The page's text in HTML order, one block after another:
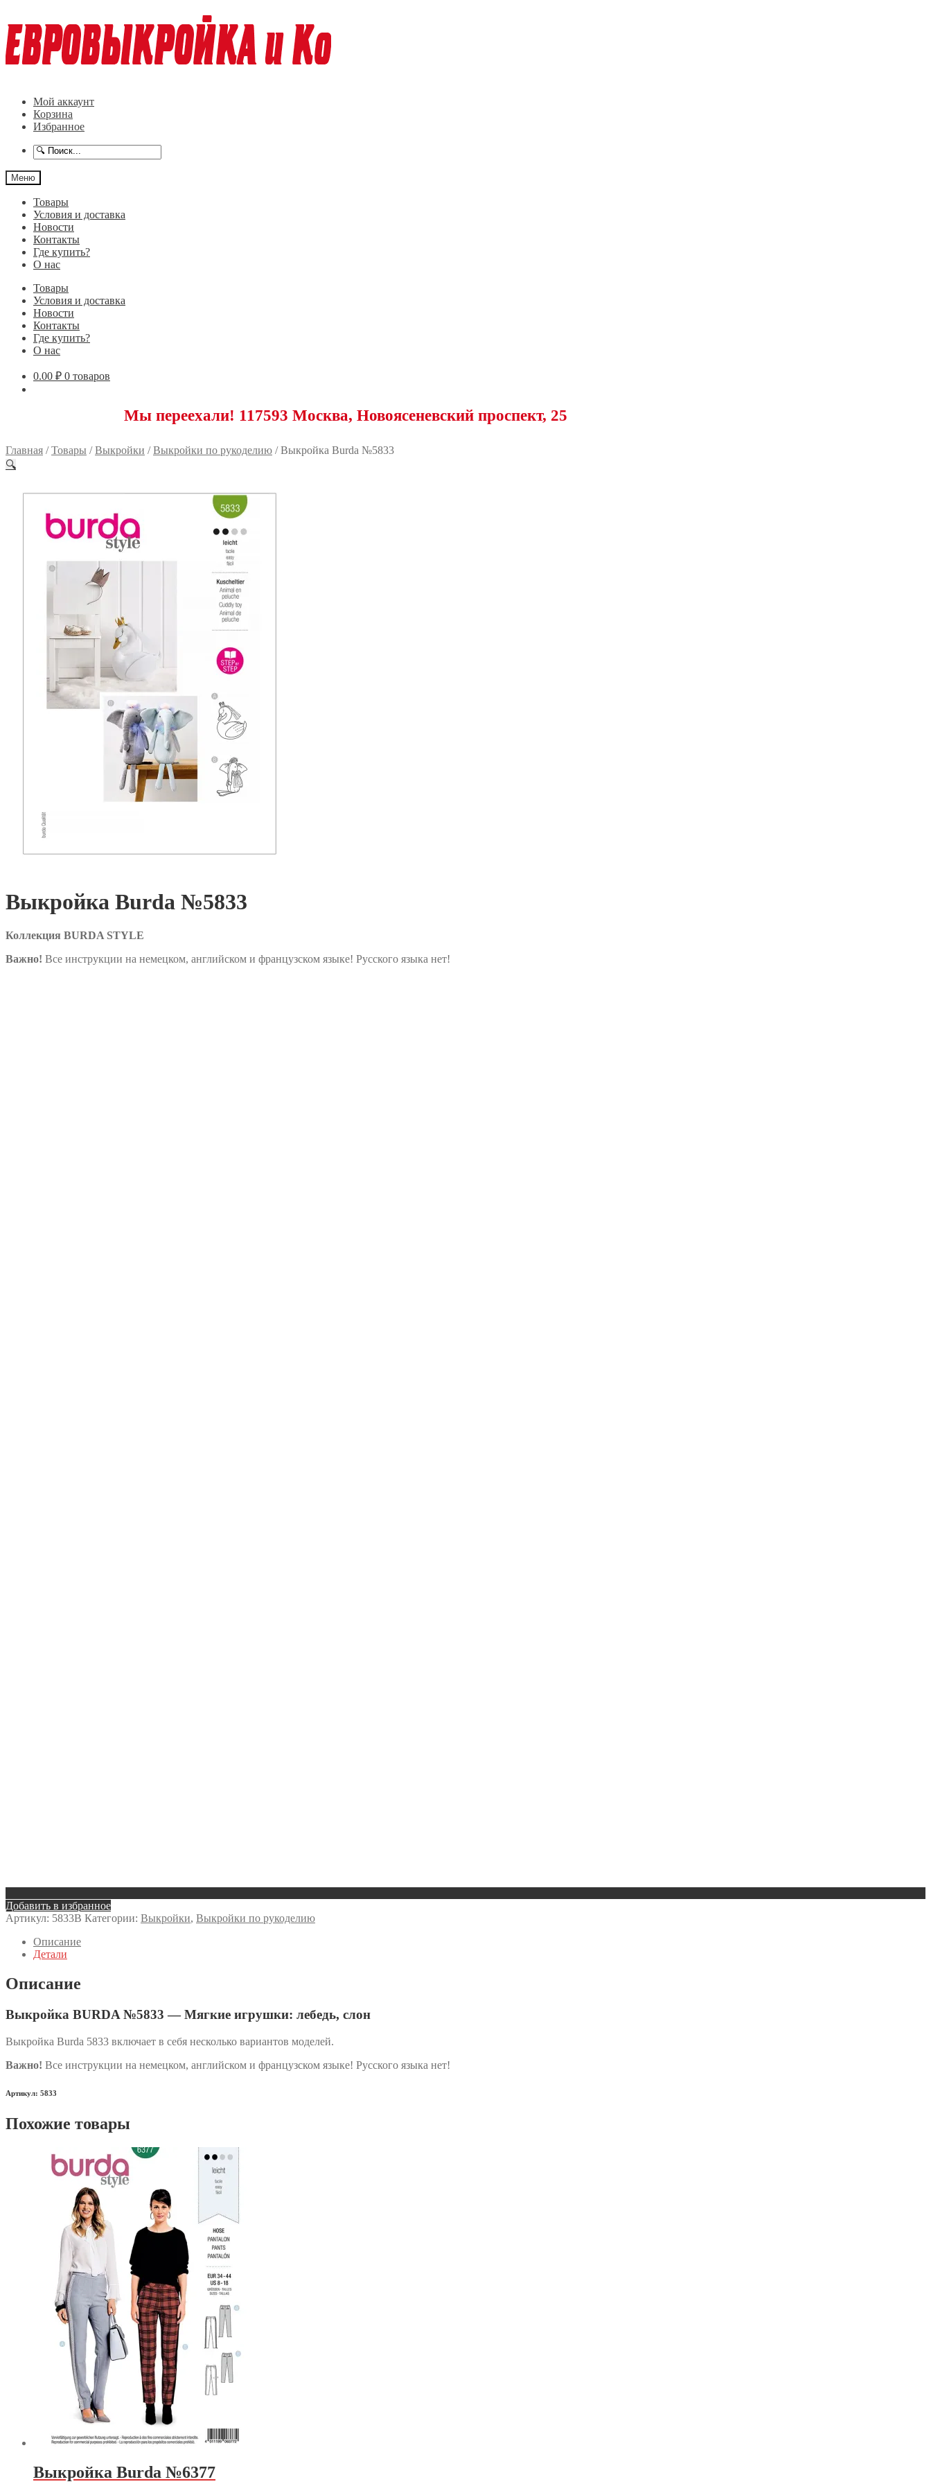
к
навигации
к
содержимому
Мой аккаунт
Корзина
Избранное
Меню
Товары
Условия и доставка
Новости
Контакты
Где купить?
О нас
Товары
Условия и доставка
Новости
Контакты
Где купить?
О нас
0.00 ₽ 0 товаров
Мы переехали! 117593 Москва, Новоясеневский проспект, 25
Главная /Товары /Выкройки /Выкройки по рукоделию /Выкройка Burda №5833
🔍
Выкройка Burda №5833
Коллекция BURDA STYLE
Важно! Все инструкции на немецком, английском и французском языке! Русского языка нет!
Добавить в избранное
Артикул: 5833B Категории: Выкройки, Выкройки по рукоделию
Описание
Детали
Описание
Выкройка BURDA №5833 — Мягкие игрушки: лебедь, слон
Выкройка Burda 5833 включает в себя несколько вариантов моделей.
Важно! Все инструкции на немецком, английском и французском языке! Русского языка нет!
Артикул: 5833
Похожие товары
Выкройка Burda №6377